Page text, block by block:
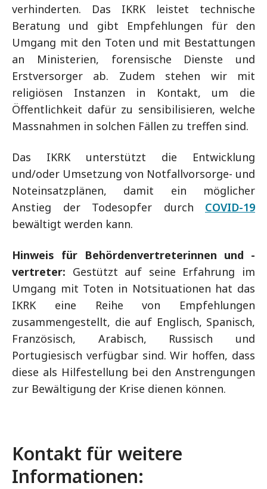
verhinderten. Das IKRK leistet technische
Beratung und gibt Empfehlungen für den
Umgang mit den Toten und mit Bestattungen
an Ministerien, forensische Dienste und
Erstversorger ab. Zudem stehen wir mit
religiösen Instanzen in Kontakt, um die
Öffentlichkeit dafür zu sensibilisieren, welche
Massnahmen in solchen Fällen zu treffen sind.
Das IKRK unterstützt die Entwicklung
und/oder Umsetzung von Notfallvorsorge- und
Noteinsatzplänen, damit ein möglicher
Anstieg der Todesopfer durch COVID-19
bewältigt werden kann.
Hinweis für Behördenvertreterinnen und -
vertreter: Gestützt auf seine Erfahrung im
Umgang mit Toten in Notsituationen hat das
IKRK eine Reihe von Empfehlungen
zusammengestellt, die auf Englisch, Spanisch,
Französisch, Arabisch, Russisch und
Portugiesisch verfügbar sind. Wir hoffen, dass
diese als Hilfestellung bei den Anstrengungen
zur Bewältigung der Krise dienen können.
Kontakt für weitere
Informationen: